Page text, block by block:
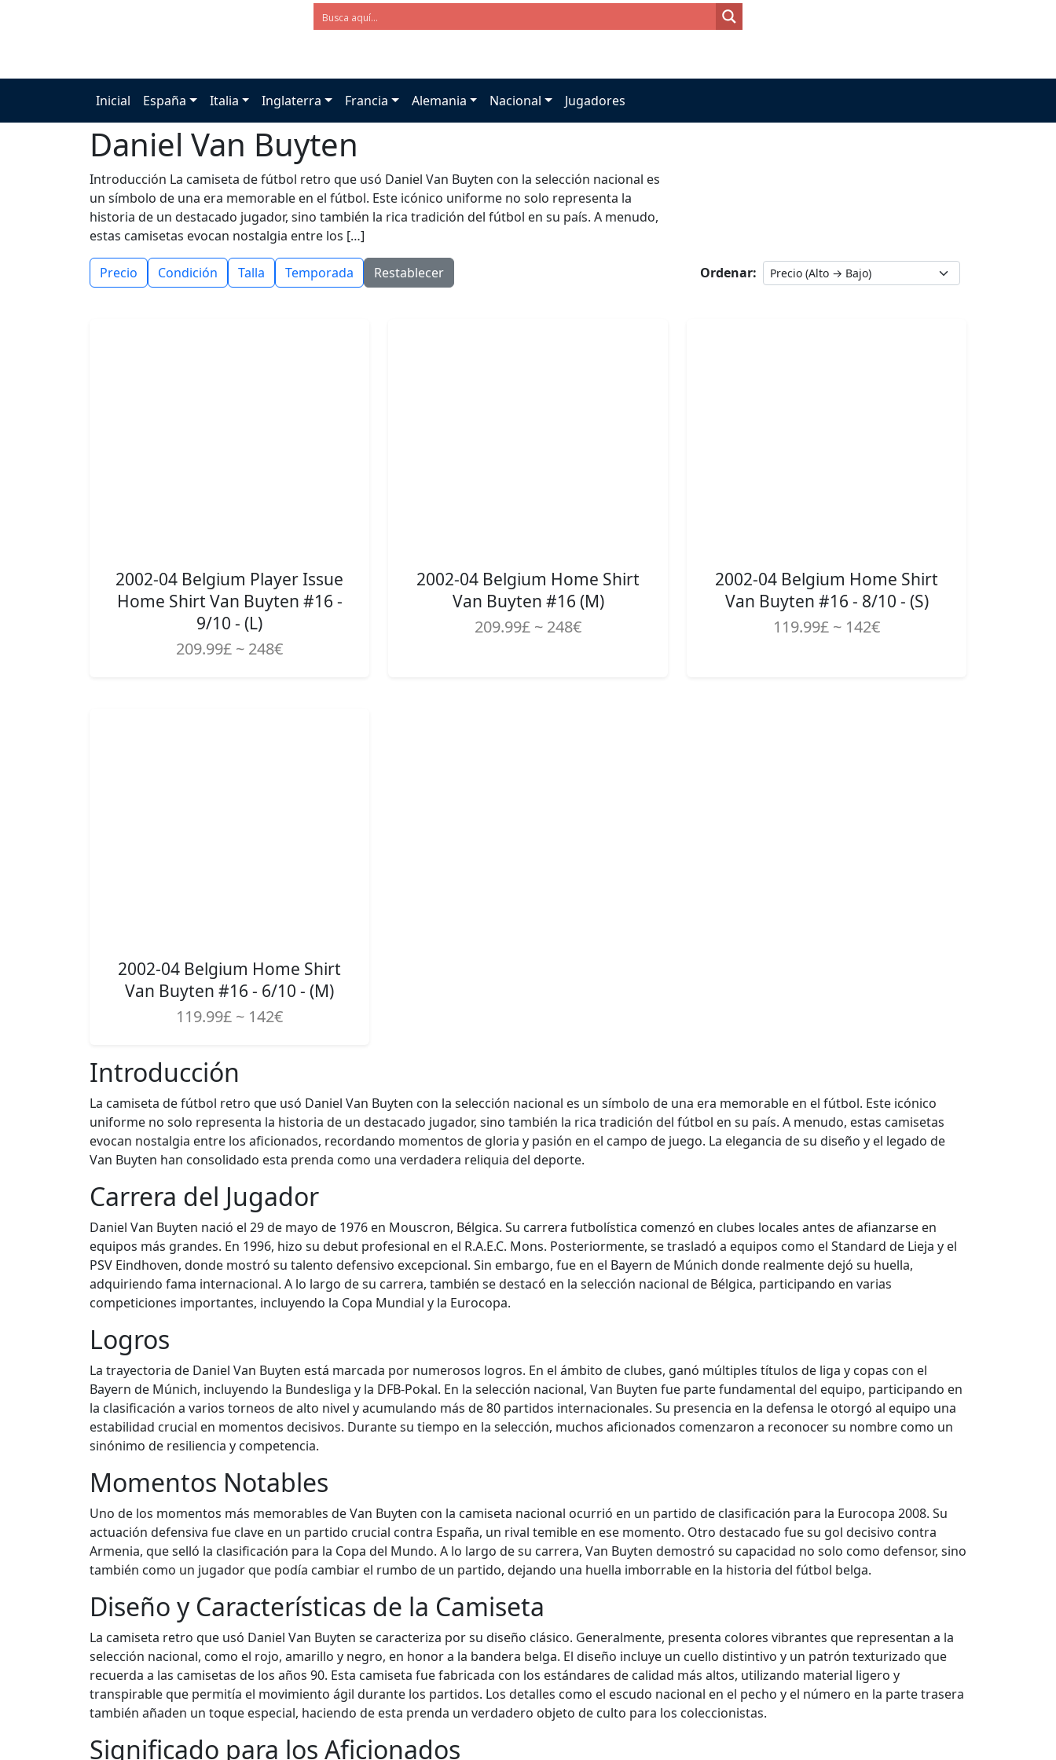
Inicial España Italia Inglaterra Francia Alemania Nacional Jugadores
Daniel Van Buyten
Introducción La camiseta de fútbol retro que usó Daniel Van Buyten con la selección nacional es
un símbolo de una era memorable en el fútbol. Este icónico uniforme no solo representa la
historia de un destacado jugador, sino también la rica tradición del fútbol en su país. A menudo,
estas camisetas evocan nostalgia entre los […]
Precio Condición Talla Temporada Restablecer Ordenar:
2002-04 Belgium Player Issue
Home Shirt Van Buyten #16 -
9/10 - (L)
209.99£ ~ 248€
2002-04 Belgium Home Shirt
Van Buyten #16 (M)
209.99£ ~ 248€
2002-04 Belgium Home Shirt
Van Buyten #16 - 8/10 - (S)
119.99£ ~ 142€
2002-04 Belgium Home Shirt
Van Buyten #16 - 6/10 - (M)
119.99£ ~ 142€
Introducción
La camiseta de fútbol retro que usó Daniel Van Buyten con la selección nacional es un símbolo de una era memorable en el fútbol. Este icónico
uniforme no solo representa la historia de un destacado jugador, sino también la rica tradición del fútbol en su país. A menudo, estas camisetas
evocan nostalgia entre los aficionados, recordando momentos de gloria y pasión en el campo de juego. La elegancia de su diseño y el legado de
Van Buyten han consolidado esta prenda como una verdadera reliquia del deporte.
Carrera del Jugador
Daniel Van Buyten nació el 29 de mayo de 1976 en Mouscron, Bélgica. Su carrera futbolística comenzó en clubes locales antes de afianzarse en
equipos más grandes. En 1996, hizo su debut profesional en el R.A.E.C. Mons. Posteriormente, se trasladó a equipos como el Standard de Lieja y el
PSV Eindhoven, donde mostró su talento defensivo excepcional. Sin embargo, fue en el Bayern de Múnich donde realmente dejó su huella,
adquiriendo fama internacional. A lo largo de su carrera, también se destacó en la selección nacional de Bélgica, participando en varias
competiciones importantes, incluyendo la Copa Mundial y la Eurocopa.
Logros
La trayectoria de Daniel Van Buyten está marcada por numerosos logros. En el ámbito de clubes, ganó múltiples títulos de liga y copas con el
Bayern de Múnich, incluyendo la Bundesliga y la DFB-Pokal. En la selección nacional, Van Buyten fue parte fundamental del equipo, participando en
la clasificación a varios torneos de alto nivel y acumulando más de 80 partidos internacionales. Su presencia en la defensa le otorgó al equipo una
estabilidad crucial en momentos decisivos. Durante su tiempo en la selección, muchos aficionados comenzaron a reconocer su nombre como un
sinónimo de resiliencia y competencia.
Momentos Notables
Uno de los momentos más memorables de Van Buyten con la camiseta nacional ocurrió en un partido de clasificación para la Eurocopa 2008. Su
actuación defensiva fue clave en un partido crucial contra España, un rival temible en ese momento. Otro destacado fue su gol decisivo contra
Armenia, que selló la clasificación para la Copa del Mundo. A lo largo de su carrera, Van Buyten demostró su capacidad no solo como defensor, sino
también como un jugador que podía cambiar el rumbo de un partido, dejando una huella imborrable en la historia del fútbol belga.
Diseño y Características de la Camiseta
La camiseta retro que usó Daniel Van Buyten se caracteriza por su diseño clásico. Generalmente, presenta colores vibrantes que representan a la
selección nacional, como el rojo, amarillo y negro, en honor a la bandera belga. El diseño incluye un cuello distintivo y un patrón texturizado que
recuerda a las camisetas de los años 90. Esta camiseta fue fabricada con los estándares de calidad más altos, utilizando material ligero y
transpirable que permitía el movimiento ágil durante los partidos. Los detalles como el escudo nacional en el pecho y el número en la parte trasera
también añaden un toque especial, haciendo de esta prenda un verdadero objeto de culto para los coleccionistas.
Significado para los Aficionados